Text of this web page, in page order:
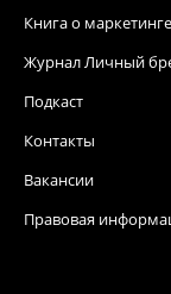
Книга о маркетинге
Журнал Личный
Подкаст
Контакты
Вакансии
Правовая